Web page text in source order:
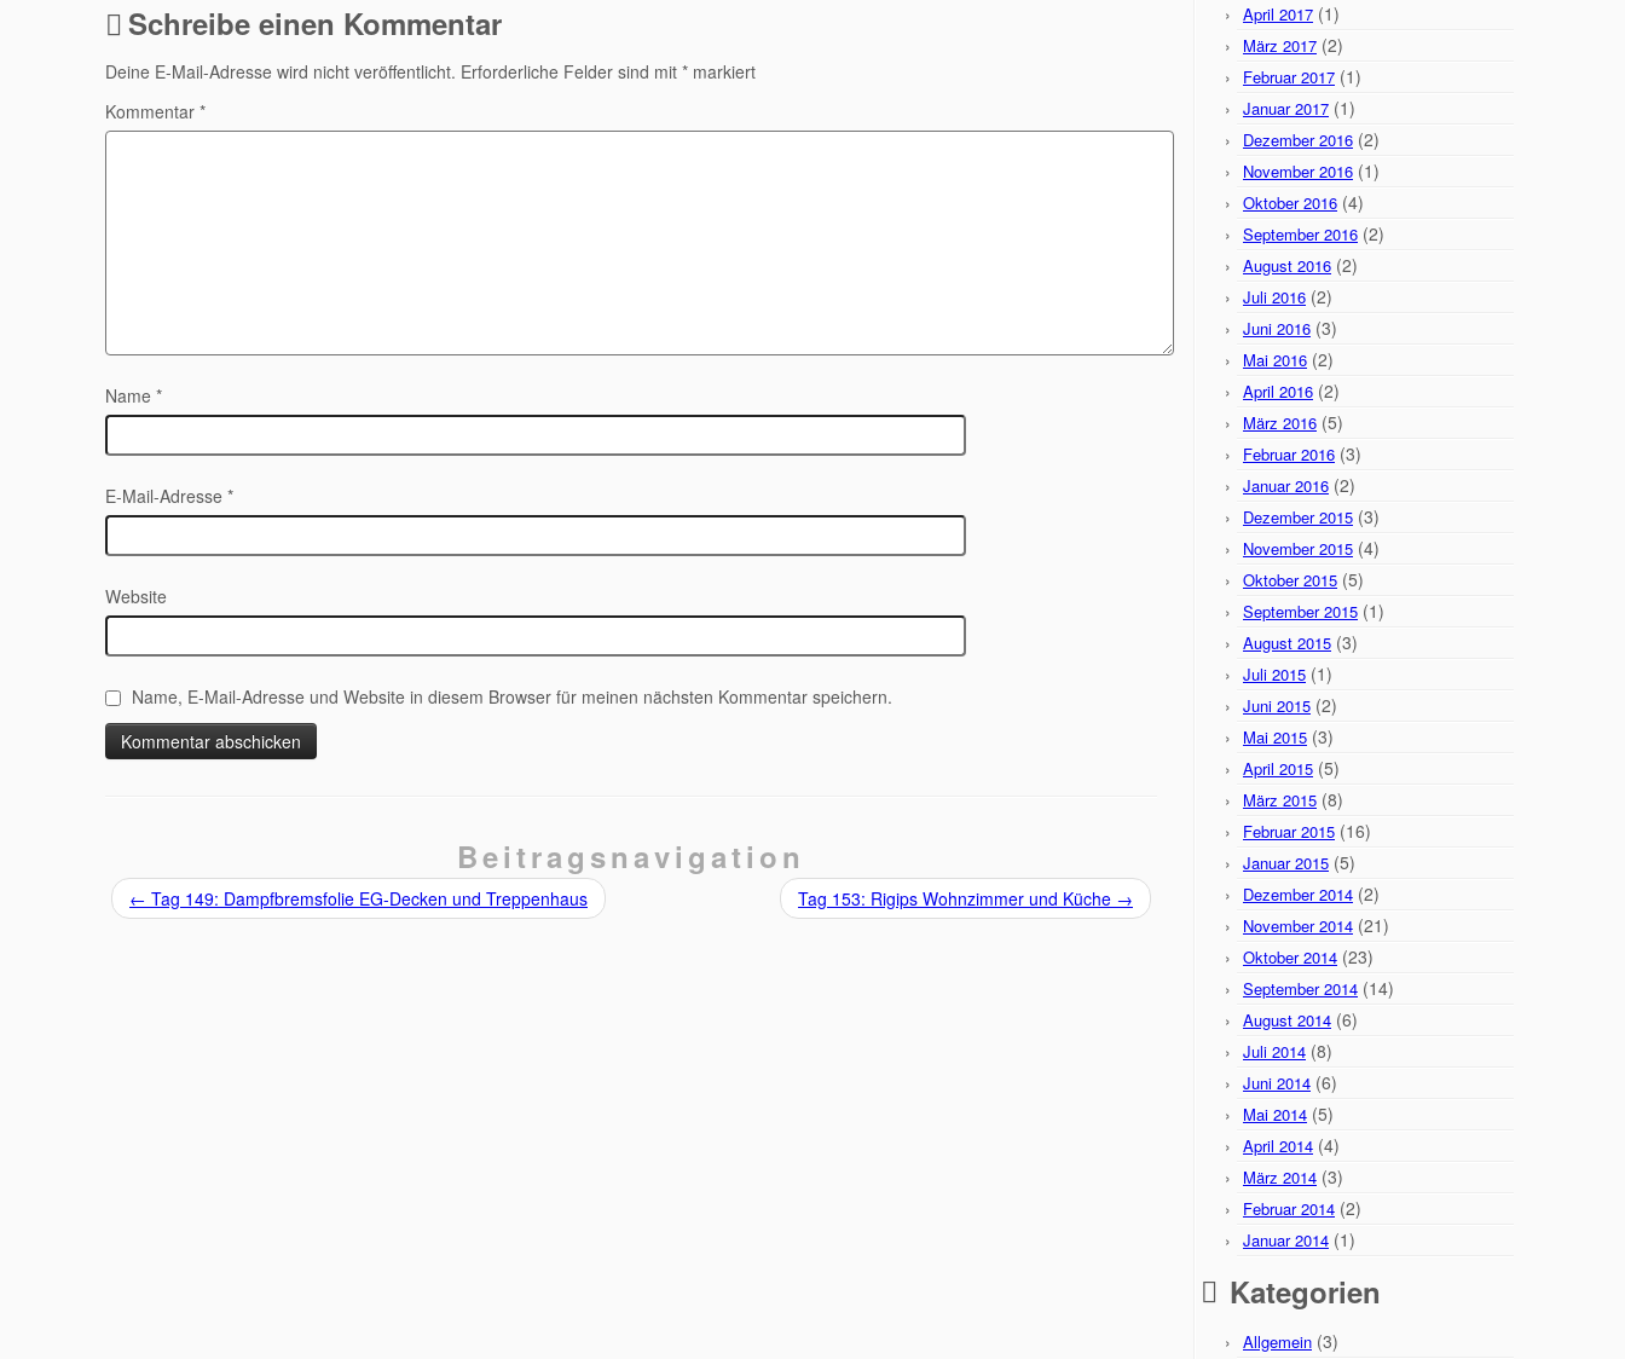
Schreibe einen Kommentar
Deine E-Mail-Adresse wird nicht veröffentlicht. Erforderliche Felder sind mit * markiert
Kommentar *
Name *
E-Mail-Adresse *
Website
Name, E-Mail-Adresse und Website in diesem Browser für meinen nächsten Kommentar speichern.
Beitragsnavigation
← Tag 149: Dampfbremsfolie EG-Decken und Treppenhaus Tag 153: Rigips Wohnzimmer und Küche →
April 2017 (1)
März 2017 (2)
Februar 2017 (1)
Januar 2017 (1)
Dezember 2016 (2)
November 2016 (1)
Oktober 2016 (4)
September 2016 (2)
August 2016 (2)
Juli 2016 (2)
Juni 2016 (3)
Mai 2016 (2)
April 2016 (2)
März 2016 (5)
Februar 2016 (3)
Januar 2016 (2)
Dezember 2015 (3)
November 2015 (4)
Oktober 2015 (5)
September 2015 (1)
August 2015 (3)
Juli 2015 (1)
Juni 2015 (2)
Mai 2015 (3)
April 2015 (5)
März 2015 (8)
Februar 2015 (16)
Januar 2015 (5)
Dezember 2014 (2)
November 2014 (21)
Oktober 2014 (23)
September 2014 (14)
August 2014 (6)
Juli 2014 (8)
Juni 2014 (6)
Mai 2014 (5)
April 2014 (4)
März 2014 (3)
Februar 2014 (2)
Januar 2014 (1)
Kategorien
Allgemein (3)